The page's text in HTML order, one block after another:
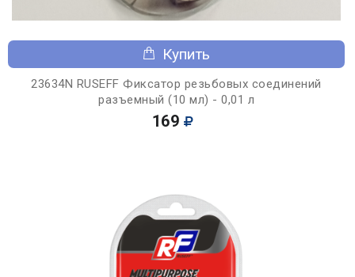
Купить
23634N RUSEFF Фиксатор резьбовых соединений
разъемный (10 мл) - 0,01 л
169